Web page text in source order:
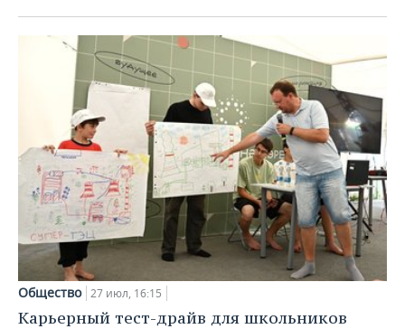
Общество 27 июл, 16:15
Карьерный тест-драйв для школьников